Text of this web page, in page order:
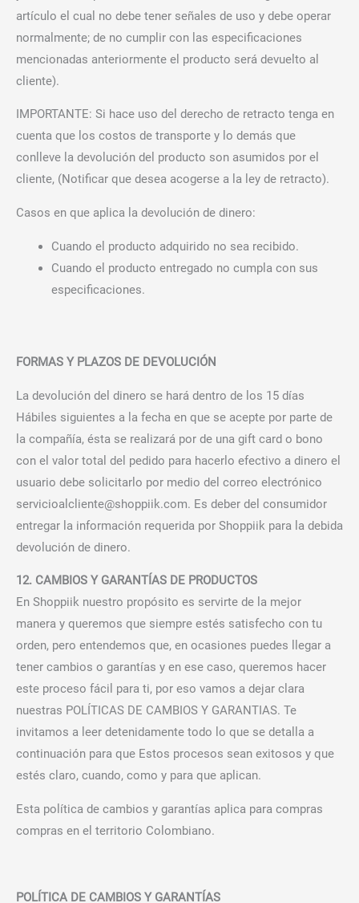
artículo el cual no debe tener señales de uso y debe operar
normalmente; de no cumplir con las especificaciones
mencionadas anteriormente el producto será devuelto al
cliente).
IMPORTANTE: Si hace uso del derecho de retracto tenga en
cuenta que los costos de transporte y lo demás que
conlleve la devolución del producto son asumidos por el
cliente, (Notificar que desea acogerse a la ley de retracto).
Casos en que aplica la devolución de dinero:
Cuando el producto adquirido no sea recibido.
Cuando el producto entregado no cumpla con sus
especificaciones.
FORMAS Y PLAZOS DE DEVOLUCIÓN
La devolución del dinero se hará dentro de los 15 días
Hábiles siguientes a la fecha en que se acepte por parte de
la compañía, ésta se realizará por de una gift card o bono
con el valor total del pedido para hacerlo efectivo a dinero el
usuario debe solicitarlo por medio del correo electrónico
servicioalcliente@shoppiik.com. Es deber del consumidor
entregar la información requerida por Shoppiik para la debida
devolución de dinero.
12. CAMBIOS Y GARANTÍAS DE PRODUCTOS
En Shoppiik nuestro propósito es servirte de la mejor
manera y queremos que siempre estés satisfecho con tu
orden, pero entendemos que, en ocasiones puedes llegar a
tener cambios o garantías y en ese caso, queremos hacer
este proceso fácil para ti, por eso vamos a dejar clara
nuestras POLÍTICAS DE CAMBIOS Y GARANTIAS. Te
invitamos a leer detenidamente todo lo que se detalla a
continuación para que Estos procesos sean exitosos y que
estés claro, cuando, como y para que aplican.
Esta política de cambios y garantías aplica para compras
compras en el territorio Colombiano.
POLÍTICA DE CAMBIOS Y GARANTÍAS